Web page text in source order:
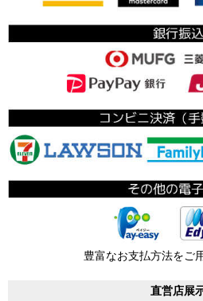
豊富なお支払方法をご
直営店展